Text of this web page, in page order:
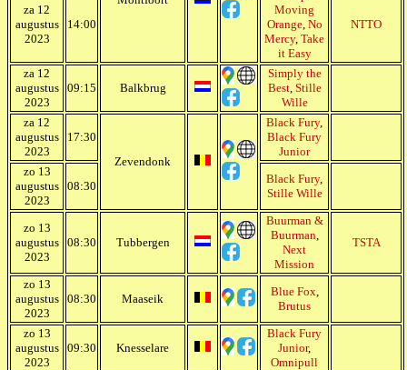
za 12
augustus
2023
14:00
Moving
Orange, No
Mercy, Take
it Easy
NTTO
za 12
augustus
2023
09:15 Balkbrug
Simply the
Best, Stille
Wille
za 12
augustus
2023
17:30
Zevendonk
Black Fury,
Black Fury
Junior
zo 13
augustus
2023
08:30
Black Fury,
Stille Wille
zo 13
augustus
2023
08:30 Tubbergen
Buurman &
Buurman
Next
Mission
TSTA
zo 13
augustus
2023
08:30 Maaseik
Blue Fox
Brutus
zo 13
augustus
2023
09:30 Knesselare
Black Fury
Junior,
Omnipull